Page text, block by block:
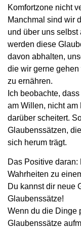
Komfortzone nicht
Manchmal sind wir
und über uns
werden diese
davon abhalten,
die wir gerne
zu ernähren.
Ich beobachte,
am Willen, nicht am
darüber scheitert.
Glaubenssätzen,
sich herum trägt.
Das Positive daran:
Wahrheiten zu
Du kannst dir neue
Glaubenssätze!
Wenn du die Dinge
Glaubenssätze